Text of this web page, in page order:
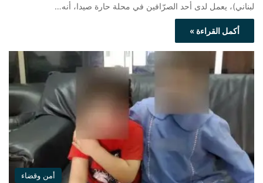
لبناني)، يعمل لدى أحد الصرّافين في محلة حارة صيدا، أنه…
أكمل القراءة »
أمن وقضاء